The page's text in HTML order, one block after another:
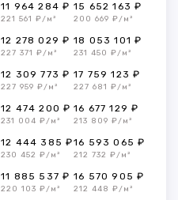
11 964 284 ₽
221 561 ₽/м²
15 652 163 ₽
200 669 ₽/м²
12 278 029 ₽
227 371 ₽/м²
18 053 101 ₽
231 450 ₽/м²
12 309 773 ₽
227 959 ₽/м²
17 759 123 ₽
227 681 ₽/м²
12 474 200 ₽
231 004 ₽/м²
16 677 129 ₽
213 809 ₽/м²
12 444 385 ₽
230 452 ₽/м²
16 593 065 ₽
212 732 ₽/м²
11 885 537 ₽
220 103 ₽/м²
16 570 905 ₽
212 448 ₽/м²